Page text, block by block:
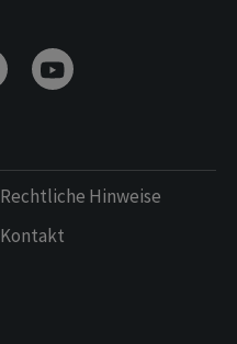
Rechtliche Hinweise
Kontakt